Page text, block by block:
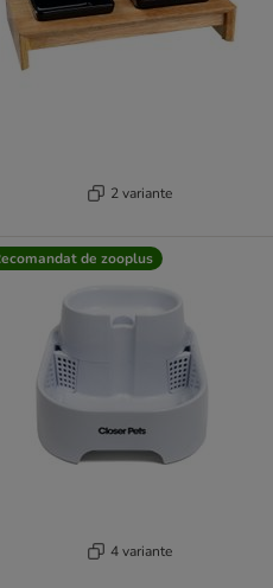
2 variante
de zooplus
4 variante